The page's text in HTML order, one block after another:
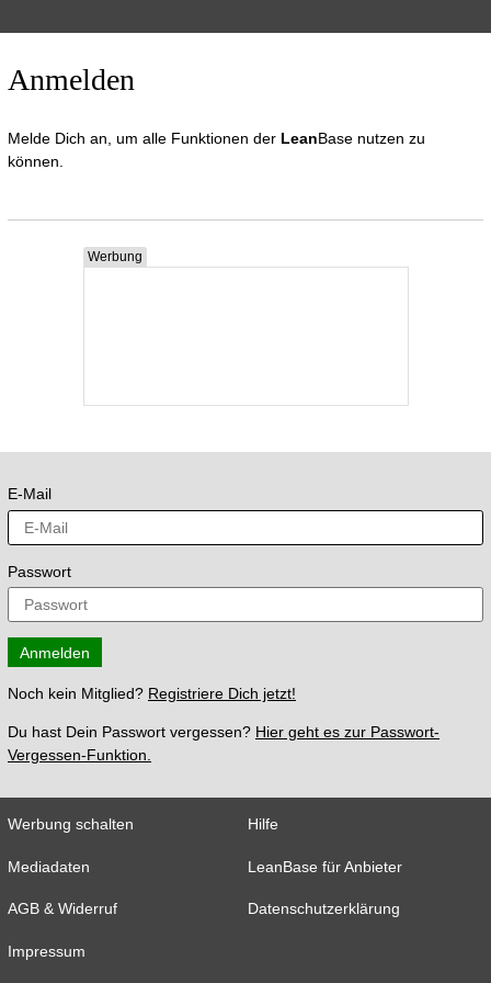
Anmelden
Melde Dich an, um alle Funktionen der LeanBase nutzen zu
können.
Werbung
E-Mail
Passwort
Anmelden
Noch kein Mitglied? Registriere Dich jetzt!
Du hast Dein Passwort vergessen? Hier geht es zur Passwort-
Vergessen-Funktion.
Werbung schalten Hilfe
Mediadaten LeanBase für Anbieter
AGB & Widerruf Datenschutzerklärung
Impressum